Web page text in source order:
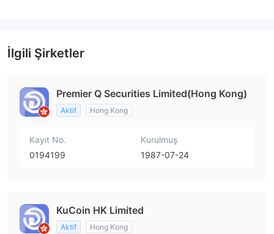
İlgili Şirketler
Premier Q Securities Limited(Hong Kong)
Aktif Hong Kong
Kayıt No.
0194199
Kurulmuş
1987-07-24
KuCoin HK Limited
Aktif Hong Kong